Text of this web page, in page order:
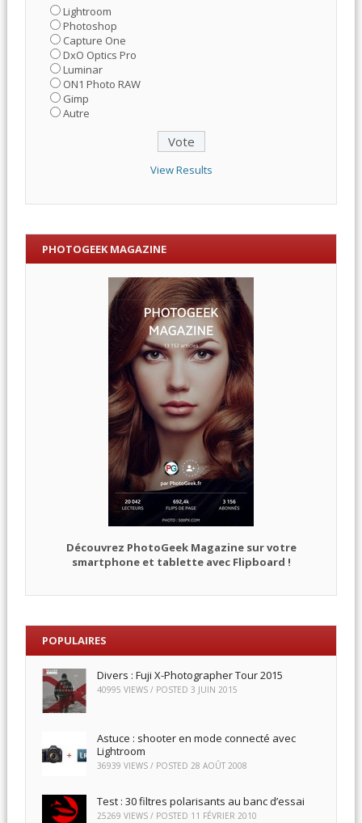
Lightroom
Photoshop
Capture One
DxO Optics Pro
Luminar
ON1 Photo RAW
Gimp
Autre
View Results
PHOTOGEEK MAGAZINE
Découvrez PhotoGeek Magazine sur votre
smartphone et tablette avec Flipboard !
POPULAIRES
Divers : Fuji X-Photographer Tour 2015
40995 VIEWS / POSTED 3 JUIN 2015
Astuce : shooter en mode connecté avec
Lightroom
36939 VIEWS / POSTED 28 AOÛT 2008
Test : 30 filtres polarisants au banc d’essai
25269 VIEWS / POSTED 11 FÉVRIER 2010